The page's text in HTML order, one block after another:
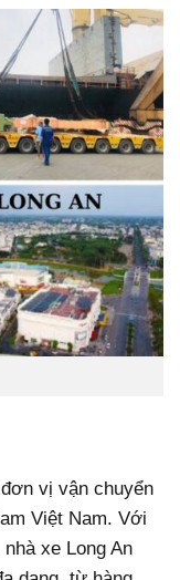
vị vận chuyển
Việt Nam. Với
xe Long An